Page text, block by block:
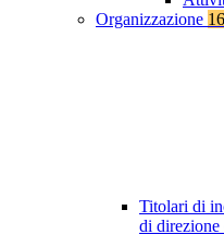
Organizzazione 16
Titolari di
di